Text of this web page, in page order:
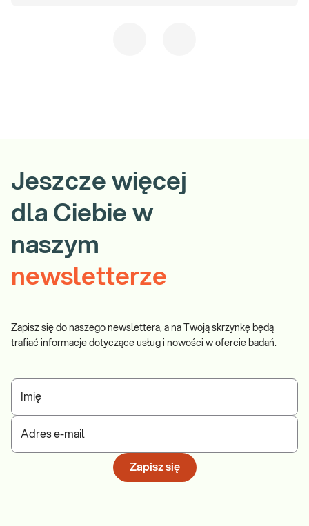
Jeszcze więcej
dla Ciebie w
naszym
newsletterze
Zapisz się do naszego newslettera, a na Twoją skrzynkę będą
trafiać informacje dotyczące usług i nowości w ofercie badań.
Imię
Adres e-mail
Zapisz się